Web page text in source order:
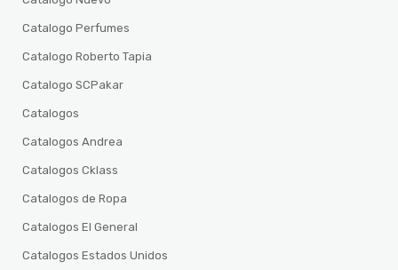
Catalogo Perfumes
Catalogo Roberto Tapia
Catalogo SCPakar
Catalogos
Catalogos Andrea
Catalogos Cklass
Catalogos de Ropa
Catalogos El General
Catalogos Estados Unidos